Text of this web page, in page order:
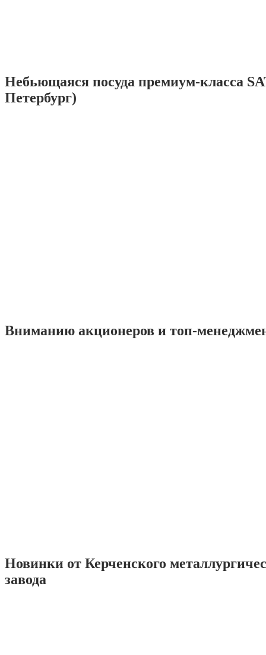
Небьющаяся посуда премиум-класса
Петербург)
Вниманию акционеров и топ-
Новинки от Керченского
завода